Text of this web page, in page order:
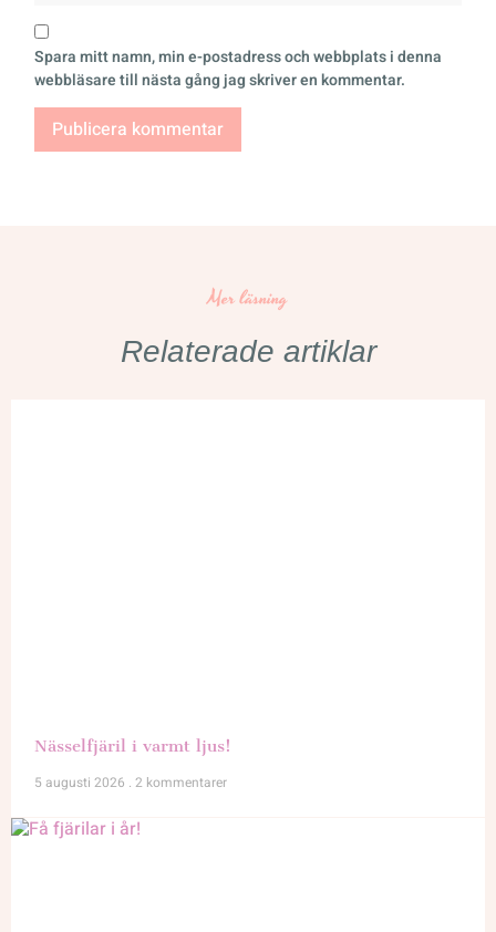
Spara mitt namn, min e-postadress och webbplats i denna
webbläsare till nästa gång jag skriver en kommentar.
Mer läsning
Relaterade artiklar
Nässelfjäril i varmt ljus!
5 augusti 2026 2 kommentarer